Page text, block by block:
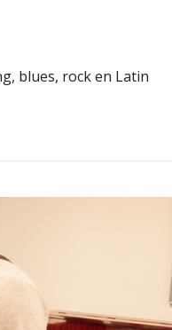
blues, rock en Latin